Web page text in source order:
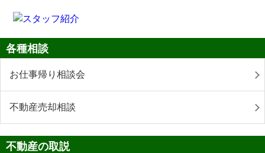
各種相談
お仕事帰り相談会
不動産売却相談
不動産の取説